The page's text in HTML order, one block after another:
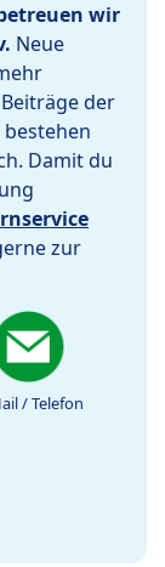
wir
Neue
der
Damit du
zur
/ Telefon